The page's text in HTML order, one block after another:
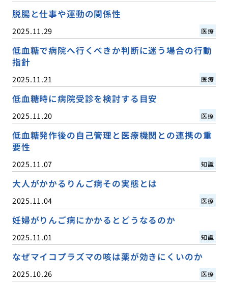
脱腸と仕事や運動の関係性
2025.11.29 医療
低血糖で病院へ行くべきか判断に迷う場合の行動
指針
2025.11.21 医療
低血糖時に病院受診を検討する目安
2025.11.20 医療
低血糖発作後の自己管理と医療機関との連携の重
要性
2025.11.07 知識
大人がかかるりんご病その実態とは
2025.11.04 医療
妊婦がりんご病にかかるとどうなるのか
2025.11.01 知識
なぜマイコプラズマの咳は薬が効きにくいのか
2025.10.26 医療